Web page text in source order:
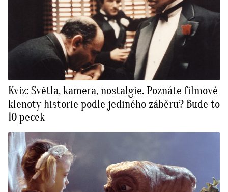
Kvíz: Světla, kamera, nostalgie. Poznáte filmové
klenoty historie podle jediného záběru? Bude to
10 pecek